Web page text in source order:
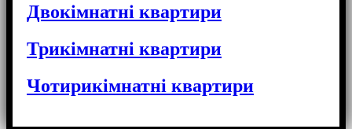
Двокімнатні квартири
Трикімнатні квартири
Чотирикімнатні квартири